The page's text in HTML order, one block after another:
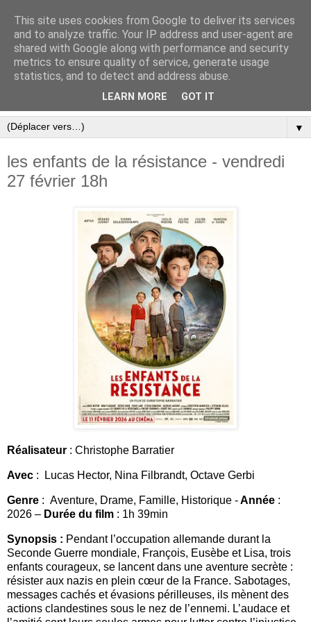
▼
les enfants de la résistance - vendredi
27 février 18h
Réalisateur : Christophe Barratier
Avec : Lucas Hector, Nina Filbrandt, Octave Gerbi
Genre : Aventure, Drame, Famille, Historique -Année :
2026 – Durée du film : 1h 39min
Synopsis : Pendant l’occupation allemande durant la
Seconde Guerre mondiale, François, Eusèbe et Lisa, trois
enfants courageux, se lancent dans une aventure secrète :
résister aux nazis en plein cœur de la France. Sabotages,
messages cachés et évasions périlleuses, ils mènent des
actions clandestines sous le nez de l’ennemi. L’audace et
This site uses cookies from Google to deliver its services
and to analyze traffic. Your IP address and user-agent are
shared with Google along with performance and security
metrics to ensure quality of service, generate usage
statistics, and to detect and address abuse.
LEARN MORE GOT IT